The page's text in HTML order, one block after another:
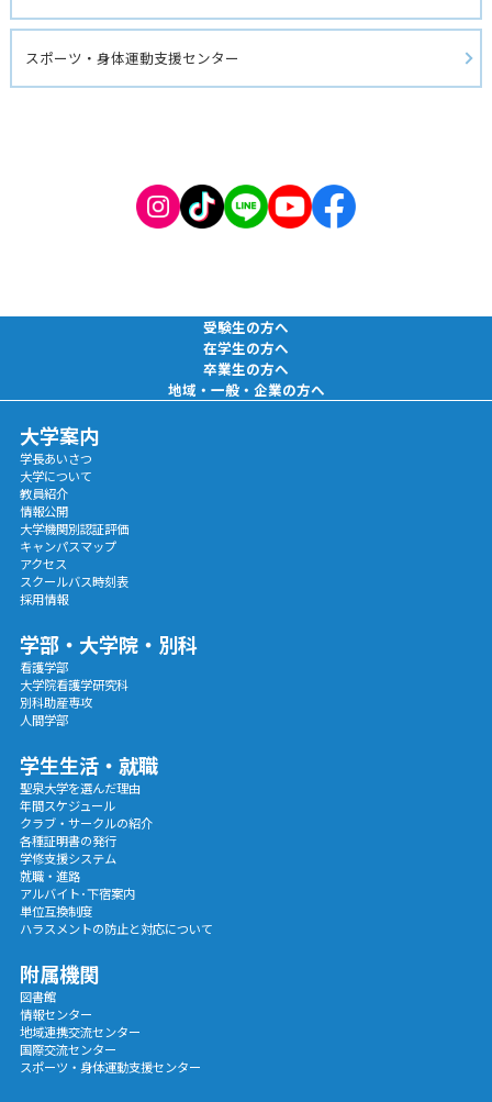
スポーツ・身体運動支援センター
受験生の方へ
在学生の方へ
卒業生の方へ
地域・一般・企業の方へ
大学案内
学長あいさつ
大学について
教員紹介
情報公開
大学機関別認証評価
キャンパスマップ
アクセス
スクールバス時刻表
採用情報
学部・大学院・別科
看護学部
大学院看護学研究科
別科助産専攻
人間学部
学生生活・就職
聖泉大学を選んだ理由
年間スケジュール
クラブ・サークルの紹介
各種証明書の発行
学修支援システム
就職・進路
アルバイト･下宿案内
単位互換制度
ハラスメントの防止と対応について
附属機関
図書館
情報センター
地域連携交流センター
国際交流センター
スポーツ・身体運動支援センター